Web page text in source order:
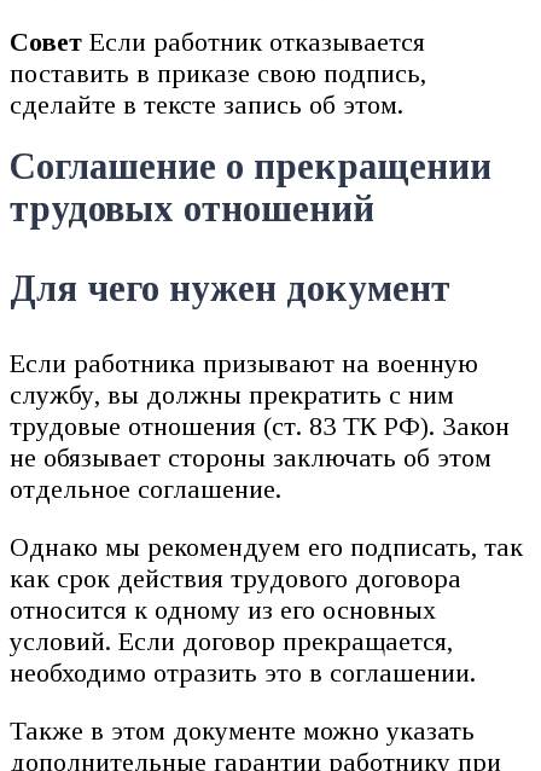
Совет Если работник отказывается
поставить в приказе свою подпись,
сделайте в тексте запись об этом.
Соглашение о прекращении
трудовых отношений
Для чего нужен документ
Если работника призывают на военную
службу, вы должны прекратить с ним
трудовые отношения (ст. 83 ТК РФ). Закон
не обязывает стороны заключать об этом
отдельное соглашение.
Однако мы рекомендуем его подписать, так
как срок действия трудового договора
относится к одному из его основных
условий. Если договор прекращается,
необходимо отразить это в соглашении.
Также в этом документе можно указать
дополнительные гарантии работнику при